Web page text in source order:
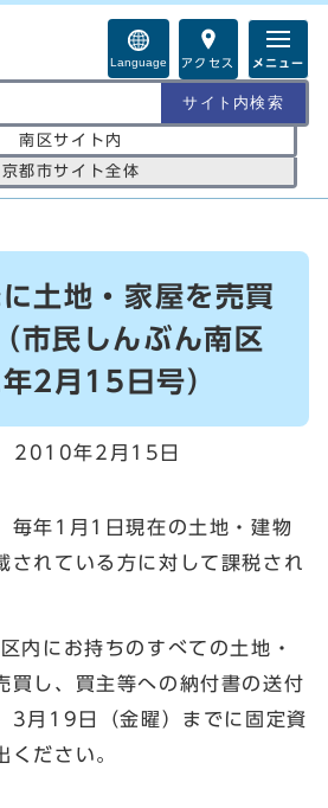
Language アクセス メニュー
南区サイト内
京都市サイト全体
土地・家屋を売買
市民しんぶん南区
2月15日号）
2010年2月15日
毎年1月1日現在の土地・建物
されている方に対して課税され
内にお持ちのすべての土地・
買し、買主等への納付書の送付
3月19日（金曜）までに固定資
ください。